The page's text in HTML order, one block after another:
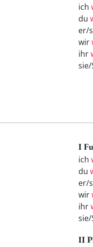
ich
du
er/
wir
ihr
sie/
I
ich
du
er/
wir
ihr
sie/
II